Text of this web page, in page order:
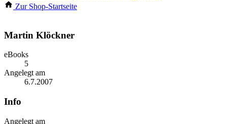
Zur Shop-Startseite
Martin Klöckner
eBooks
5
Angelegt am
6.7.2007
Info
Angelegt am